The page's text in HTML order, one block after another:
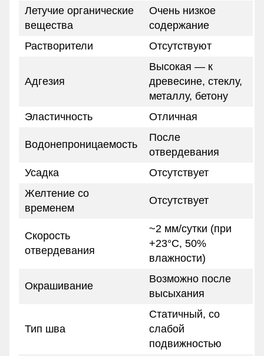
Летучие органические
вещества
Очень низкое
содержание
Растворители
Отсутствуют
Адгезия
Высокая — к
древесине, стеклу,
металлу, бетону
Эластичность
Отличная
Водонепроницаемость
После
отвердевания
Усадка
Отсутствует
Желтение со
временем
Отсутствует
Скорость
отвердевания
~2 мм/сутки (при
+23°C, 50%
влажности)
Окрашивание
Возможно после
высыхания
Тип шва
Статичный, со
слабой
подвижностью